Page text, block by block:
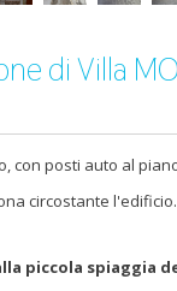
di Villa
con posti auto al
circostante l'edificio.
piccola spiaggia